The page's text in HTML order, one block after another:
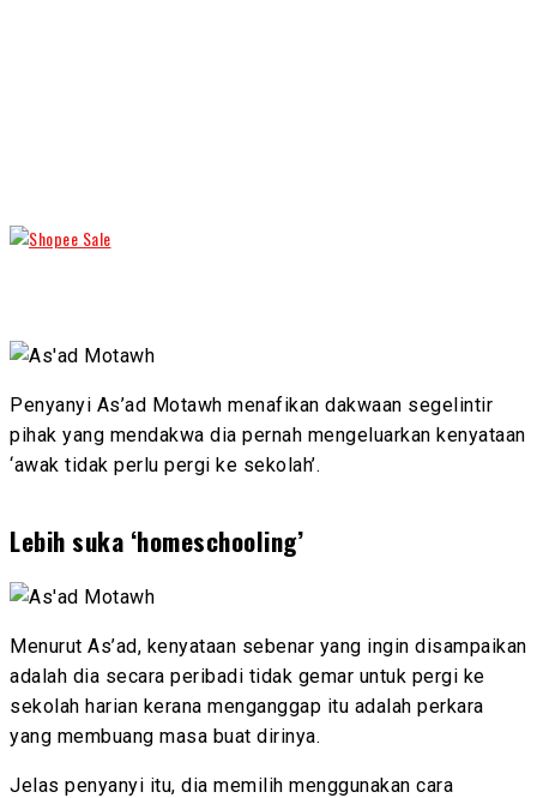
Penyanyi As’ad Motawh menafikan dakwaan segelintir
pihak yang mendakwa dia pernah mengeluarkan kenyataan
‘awak tidak perlu pergi ke sekolah’.
Lebih suka ‘homeschooling’
Menurut As’ad, kenyataan sebenar yang ingin disampaikan
adalah dia secara peribadi tidak gemar untuk pergi ke
sekolah harian kerana menganggap itu adalah perkara
yang membuang masa buat dirinya.
Jelas penyanyi itu, dia memilih menggunakan cara